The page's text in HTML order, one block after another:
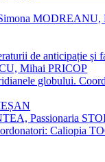
MODREANU,
de anticipație și
Mihai PRICOP
globului.
Passionaria
Caliopia